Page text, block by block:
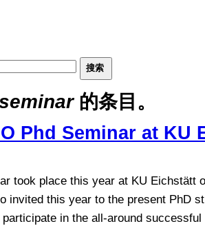
的条目。
Phd Seminar at KU
took place this year at KU Eichstätt
invited this year to the present PhD
in the all-around successful